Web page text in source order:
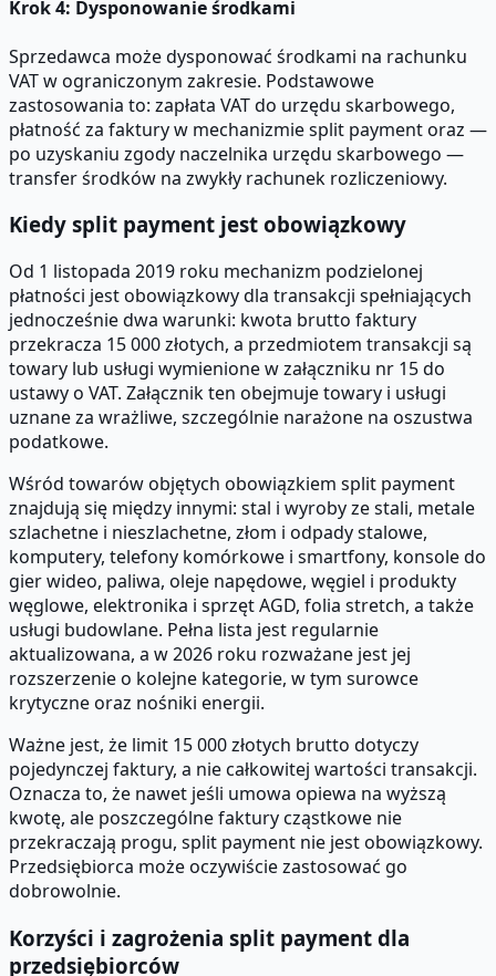
Krok 4: Dysponowanie środkami
Sprzedawca może dysponować środkami na rachunku
VAT w ograniczonym zakresie. Podstawowe
zastosowania to: zapłata VAT do urzędu skarbowego,
płatność za faktury w mechanizmie split payment oraz —
po uzyskaniu zgody naczelnika urzędu skarbowego —
transfer środków na zwykły rachunek rozliczeniowy.
Kiedy split payment jest obowiązkowy
Od 1 listopada 2019 roku mechanizm podzielonej
płatności jest obowiązkowy dla transakcji spełniających
jednocześnie dwa warunki: kwota brutto faktury
przekracza 15 000 złotych, a przedmiotem transakcji są
towary lub usługi wymienione w załączniku nr 15 do
ustawy o VAT. Załącznik ten obejmuje towary i usługi
uznane za wrażliwe, szczególnie narażone na oszustwa
podatkowe.
Wśród towarów objętych obowiązkiem split payment
znajdują się między innymi: stal i wyroby ze stali, metale
szlachetne i nieszlachetne, złom i odpady stalowe,
komputery, telefony komórkowe i smartfony, konsole do
gier wideo, paliwa, oleje napędowe, węgiel i produkty
węglowe, elektronika i sprzęt AGD, folia stretch, a także
usługi budowlane. Pełna lista jest regularnie
aktualizowana, a w 2026 roku rozważane jest jej
rozszerzenie o kolejne kategorie, w tym surowce
krytyczne oraz nośniki energii.
Ważne jest, że limit 15 000 złotych brutto dotyczy
pojedynczej faktury, a nie całkowitej wartości transakcji.
Oznacza to, że nawet jeśli umowa opiewa na wyższą
kwotę, ale poszczególne faktury cząstkowe nie
przekraczają progu, split payment nie jest obowiązkowy.
Przedsiębiorca może oczywiście zastosować go
dobrowolnie.
Korzyści i zagrożenia split payment dla
przedsiębiorców